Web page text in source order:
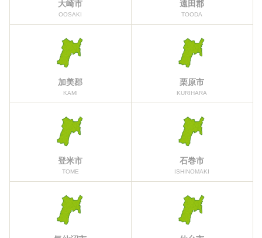
大崎市
OOSAKI
遠田郡
TOODA
加美郡
KAMI
栗原市
KURIHARA
登米市
TOME
石巻市
ISHINOMAKI